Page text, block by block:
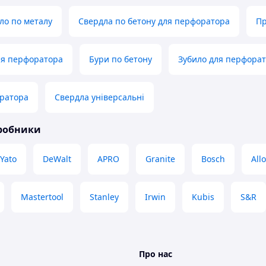
по металу Свердла по бетону для перфоратора
перфоратора Бури по бетону Зубило для
Свердла універсальні
Yato DeWalt APRO Granite Bosch
Mastertool Stanley Irwin Kubis S&R
Про нас